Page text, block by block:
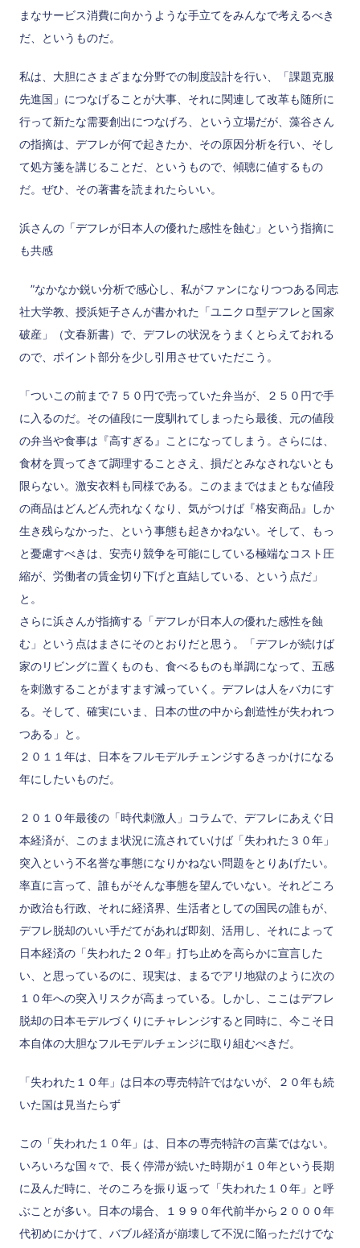
まなサービス消費に向かうような手立てをみんなで考えるべき
だ、というものだ。
私は、大胆にさまざまな分野での制度設計を行い、「課題克服
先進国」につなげることが大事、それに関連して改革も随所に
行って新たな需要創出につなげろ、という立場だが、藻谷さん
の指摘は、デフレが何で起きたか、その原因分析を行い、そし
て処方箋を講じることだ、というもので、傾聴に値するもの
だ。ぜひ、その著書を読まれたらいい。
浜さんの「デフレが日本人の優れた感性を蝕む」という指摘に
も共感
”なかなか鋭い分析で感心し、私がファンになりつつある同志
社大学教、授浜矩子さんが書かれた「ユニクロ型デフレと国家
破産」（文春新書）で、デフレの状況をうまくとらえておれる
ので、ポイント部分を少し引用させていただこう。
「ついこの前まで７５０円で売っていた弁当が、２５０円で手
に入るのだ。その値段に一度馴れてしまったら最後、元の値段
の弁当や食事は『高すぎる』ことになってしまう。さらには、
食材を買ってきて調理することさえ、損だとみなされないとも
限らない。激安衣料も同様である。このままではまともな値段
の商品はどんどん売れなくなり、気がつけば『格安商品』しか
生き残らなかった、という事態も起きかねない。そして、もっ
と憂慮すべきは、安売り競争を可能にしている極端なコスト圧
縮が、労働者の賃金切り下げと直結している、という点だ」
と。
さらに浜さんが指摘する「デフレが日本人の優れた感性を蝕
む」という点はまさにそのとおりだと思う。「デフレが続けば
家のリビングに置くものも、食べるものも単調になって、五感
を刺激することがますます減っていく。デフレは人をバカにす
る。そして、確実にいま、日本の世の中から創造性が失われつ
つある」と。
２０１１年は、日本をフルモデルチェンジするきっかけになる
年にしたいものだ。
２０１０年最後の「時代刺激人」コラムで、デフレにあえぐ日
本経済が、このまま状況に流されていけば「失われた３０年」
突入という不名誉な事態になりかねない問題をとりあげたい。
率直に言って、誰もがそんな事態を望んでいない。それどころ
か政治も行政、それに経済界、生活者としての国民の誰もが、
デフレ脱却のいい手だてがあれば即刻、活用し、それによって
日本経済の「失われた２０年」打ち止めを高らかに宣言した
い、と思っているのに、現実は、まるでアリ地獄のように次の
１０年への突入リスクが高まっている。しかし、ここはデフレ
脱却の日本モデルづくりにチャレンジすると同時に、今こそ日
本自体の大胆なフルモデルチェンジに取り組むべきだ。
「失われた１０年」は日本の専売特許ではないが、２０年も続
いた国は見当たらず
この「失われた１０年」は、日本の専売特許の言葉ではない。
いろいろな国々で、長く停滞が続いた時期が１０年という長期
に及んだ時に、そのころを振り返って「失われた１０年」と呼
ぶことが多い。日本の場合、１９９０年代前半から２０００年
代初めにかけて、バブル経済が崩壊して不況に陥っただけでな